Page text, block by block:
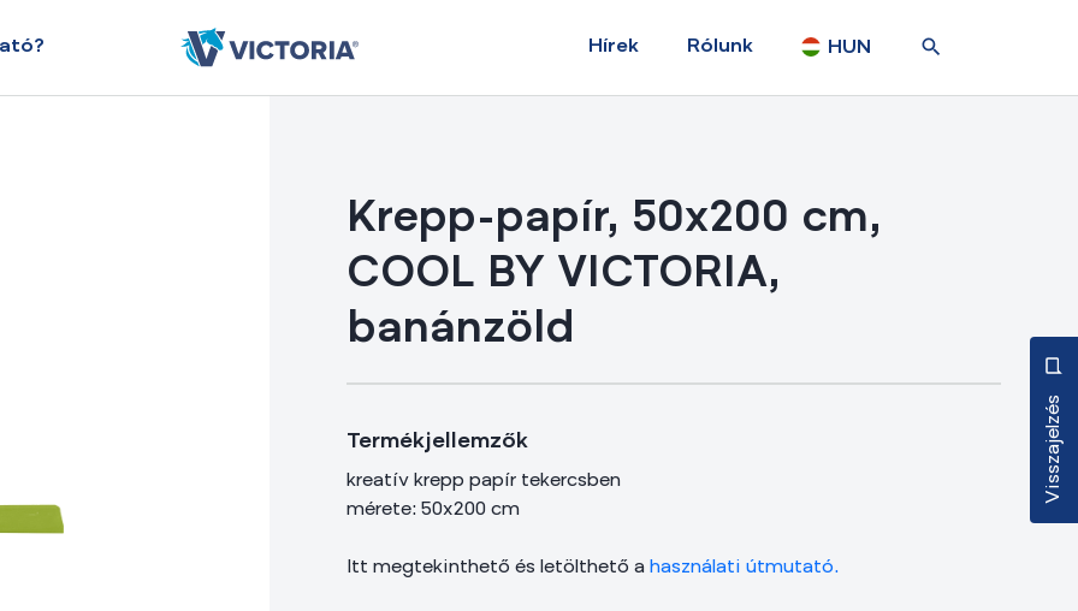
Hírek Rólunk HUN
Visszajelzés
Krepp-papír, 50x200 cm,
COOL BY VICTORIA,
banánzöld
Termékjellemzők
kreatív krepp papír tekercsben
mérete: 50x200 cm
Itt megtekinthető és letölthető a használati útmutató.